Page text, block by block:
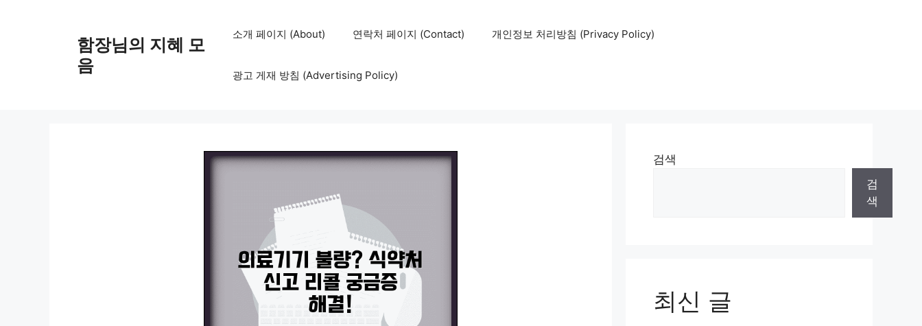
함장님의 지혜 모
음
소개 페이지 (About) 연락처 페이지 (Contact) 개인정보 처리방침 (Privacy Policy)
광고 게재 방침 (Advertising Policy)
검색
검
색
최신 글